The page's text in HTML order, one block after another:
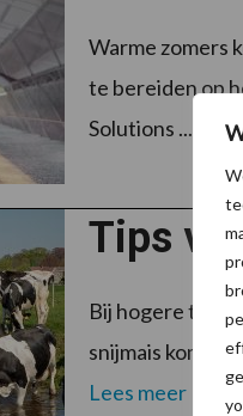
Warme zomers
te bereiden op
Solutions ...
Tips
Bij hogere
snijmais komt
Lees meer